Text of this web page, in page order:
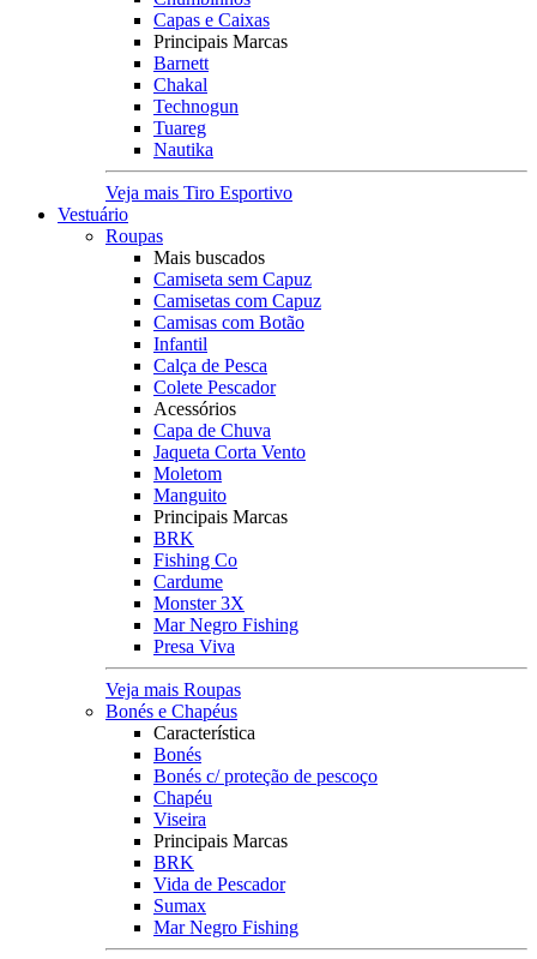
Capas e Caixas
Principais Marcas
Barnett
Chakal
Technogun
Tuareg
Nautika
Veja mais Tiro Esportivo
Vestuário
Roupas
Mais buscados
Camiseta sem Capuz
Camisetas com Capuz
Camisas com Botão
Infantil
Calça de Pesca
Colete Pescador
Acessórios
Capa de Chuva
Jaqueta Corta Vento
Moletom
Manguito
Principais Marcas
BRK
Fishing Co
Cardume
Monster 3X
Mar Negro Fishing
Presa Viva
Veja mais Roupas
Bonés e Chapéus
Característica
Bonés
Bonés c/ proteção de pescoço
Chapéu
Viseira
Principais Marcas
BRK
Vida de Pescador
Sumax
Mar Negro Fishing